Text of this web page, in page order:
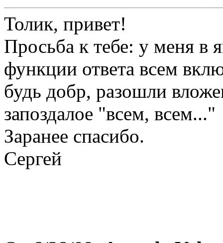
Толик, привет!
Просьба к тебе: у меня в
функции ответа всем
будь добр, разошли
запоздалое "всем, всем..."
Заранее спасибо.
Сергей